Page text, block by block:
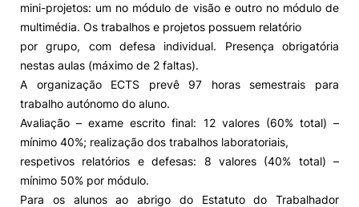
©2026 Instituto Politécnico de
mini-projetos: um no módulo de visão e outro no módulo de
multimédia. Os trabalhos e projetos possuem relatório
por grupo, com defesa individual. Presença obrigatória
nestas aulas (máximo de 2 faltas).
A organização ECTS prevê 97 horas semestrais para
trabalho autónomo do aluno.
Avaliação – exame escrito final: 12 valores (60% total) –
mínimo 40%; realização dos trabalhos laboratoriais,
respetivos relatórios e defesas: 8 valores (40% total) –
mínimo 50% por módulo.
Para os alunos ao abrigo do Estatuto do Trabalhador